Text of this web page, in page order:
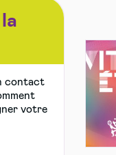
contact
votre